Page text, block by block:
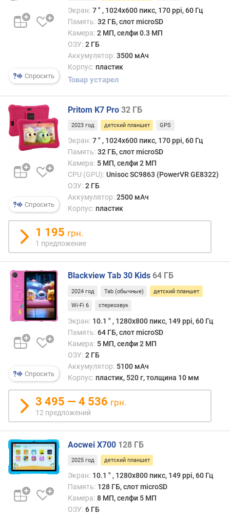
n
t
м
к
о
с
т
ь
б
а
т
а
и
(
А
)
в
е
с
(
г
)
з
р
е
ш
е
н
и
е
(
п
и
к
Спросить
Экран: 7 ″ , 1024x600 пикс, 170 ppi, 60 Гц
Память: 32 ГБ, слот microSD
Камера: 2 МП, селфи 0.3 МП
ОЗУ: 2 ГБ
Аккумулятор: 3500 мАч
Корпус: пластик
Товар устарел
Спросить
Pritom K7 Pro 32 ГБ
2023 год детский планшет GPS
Экран: 7 ″ , 1024x600 пикс, 170 ppi, 60 Гц
Память: 32 ГБ, слот microSD
Камера: 5 МП, селфи 2 МП
CPU (GPU): Unisoc SC9863 (PowerVR GE8322)
ОЗУ: 2 ГБ
Аккумулятор: 2500 мАч
Корпус: пластик
1 195 грн.
1 предложение
Спросить
Blackview Tab 30 Kids 64 ГБ
2024 год Tab (обычные) детский планшет
Wi-Fi 6 стереозвук
Экран: 10.1 ″ , 1280x800 пикс, 149 ppi, 60 Гц
Память: 64 ГБ, слот microSD
Камера: 5 МП, селфи 2 МП
ОЗУ: 2 ГБ
Аккумулятор: 5100 мАч
Корпус: пластик, 520 г, толщина 10 мм
3 495 — 4 536 грн.
12 предложений
Aocwei X700 128 ГБ
2025 год детский планшет
Экран: 10.1 ″ , 1280x800 пикс, 149 ppi, 60 Гц
Память: 128 ГБ, слот microSD
Камера: 8 МП, селфи 5 МП
ОЗУ: 6 ГБ